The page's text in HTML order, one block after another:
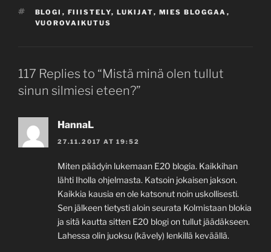
TAGS
BLOGI , FIIISTELY, LUKIJAT, MIES BLOGGAA ,
VUOROVAIKUTUS
117 Replies to “Mistä minä olen tullut
sinun silmiesi eteen?”
HannaL
27.11.2017 AT 19:52
Miten päädyin lukemaan E20 blogia. Kaikkihan
lähti Iholla ohjelmasta. Katsoin jokaisen jakson.
Kaikkia kausia en ole katsonut noin uskollisesti.
Sen jälkeen tietysti aloin seurata Kolmistaan blokia
ja sitä kautta sitten E20 blogi on tullut jäädäkseen.
Lahessa olin juoksu (kävely) lenkillä keväällä.